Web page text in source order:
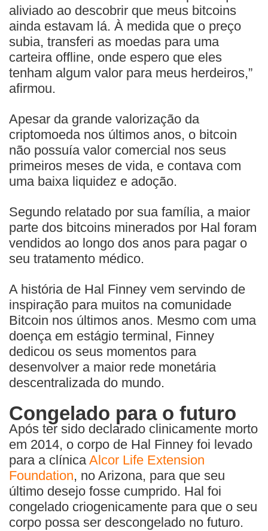
aliviado ao descobrir que meus bitcoins
ainda estavam lá. À medida que o preço
subia, transferi as moedas para uma
carteira offline, onde espero que eles
tenham algum valor para meus herdeiros,”
afirmou.
Apesar da grande valorização da
criptomoeda nos últimos anos, o bitcoin
não possuía valor comercial nos seus
primeiros meses de vida, e contava com
uma baixa liquidez e adoção.
Segundo relatado por sua família, a maior
parte dos bitcoins minerados por Hal foram
vendidos ao longo dos anos para pagar o
seu tratamento médico.
A história de Hal Finney vem servindo de
inspiração para muitos na comunidade
Bitcoin nos últimos anos. Mesmo com uma
doença em estágio terminal, Finney
dedicou os seus momentos para
desenvolver a maior rede monetária
descentralizada do mundo.
Congelado para o futuro
Após ter sido declarado clinicamente morto
em 2014, o corpo de Hal Finney foi levado
para a clínicaAlcor Life Extension
Foundation, no Arizona, para que seu
último desejo fosse cumprido. Hal foi
congelado criogenicamente para que o seu
corpo possa ser descongelado no futuro.